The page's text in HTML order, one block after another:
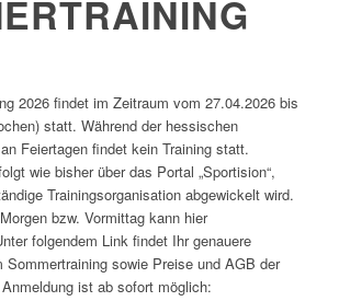
2026 findet im Zeitraum vom 27.04.2026 bis
statt. Während der hessischen
Feiertagen findet kein Training statt.
wie bisher über das Portal „Sportision“,
Trainingsorganisation abgewickelt wird.
bzw. Vormittag kann hier
folgendem Link findet Ihr genauere
Sommertraining sowie Preise und AGB der
ist ab sofort möglich: